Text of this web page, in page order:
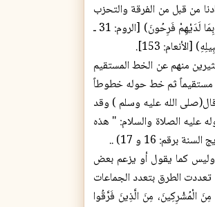
من قبل من الفرقة والتحزب
والتفرق في الدين خلافاً لقول رب العالمين: (وَلَا تَكُونُوا مِنَ الْمُشْرِكِينَ، مِنَ الَّذِينَ فَرَّقُوا دِينَهُمْ وَكَانُوا شِيَعًا كُلُّ حِزْبٍ بِمَا لَدَيْهِمْ فَرِحُونَ) [الروم: 31 ـ
منهم عن الخط المستقيم
مستقيماً ثم خط حوله خطوطاً
الله علیه وسلم ) وقد
عليه الصلاة والسلام: " هذه
16 و 17) ..
وليس كما يقول أو يزعم بعض
تعددت الطرق بتعدد الجماعات
الْمُشْرِكِينَ، مِنَ الَّذِينَ فَرَّقُوا